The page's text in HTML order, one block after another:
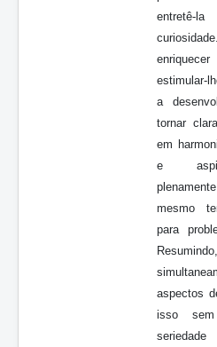
entretê-
estimular-
a
tornar
em
e
mesmo
para
aspectos
isso sem